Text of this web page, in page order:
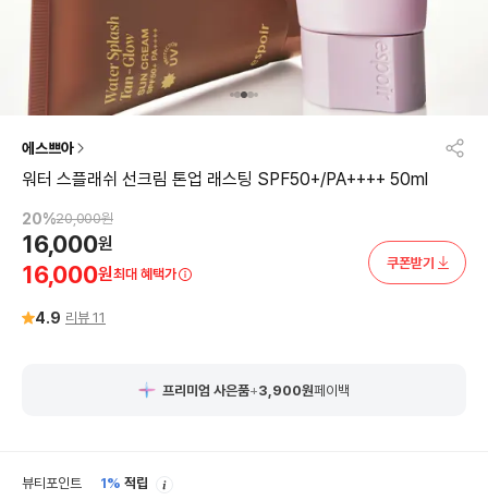
에스쁘아
워터 스플래쉬 선크림 톤업 래스팅 SPF50+/PA++++ 50ml
20%20,000원
16,000원
16,000원최대 혜택가
쿠폰받기
4.9 리뷰 11
프리미엄 사은품+3,900원페이백
뷰티포인트 1% 적립